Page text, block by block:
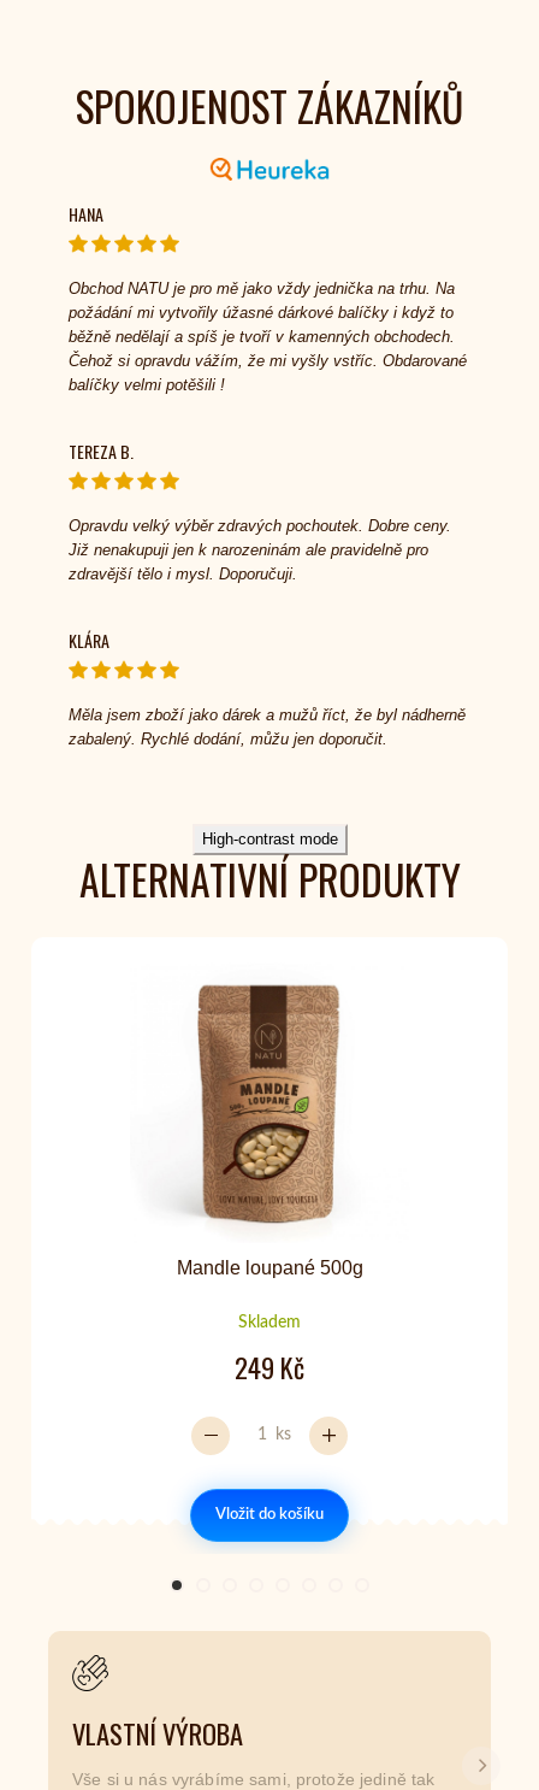
SPOKOJENOST ZÁKAZNÍKŮ
HANA
Obchod NATU je pro mě jako vždy jednička na trhu. Na
požádání mi vytvořily úžasné dárkové balíčky i když to
běžně nedělají a spíš je tvoří v kamenných obchodech.
Čehož si opravdu vážím, že mi vyšly vstříc. Obdarované
balíčky velmi potěšili !
TEREZA B.
Opravdu velký výběr zdravých pochoutek. Dobre ceny.
Již nenakupuji jen k narozeninám ale pravidelně pro
zdravější tělo i mysl. Doporučuji.
KLÁRA
Měla jsem zboží jako dárek a mužů říct, že byl nádherně
zabalený. Rychlé dodání, můžu jen doporučit.
High-contrast mode
ALTERNATIVNÍ PRODUKTY
Mandle loupané 500g
Skladem
249 Kč
ks
Vložit do košíku
VLASTNÍ VÝROBA
Vše si u nás vyrábíme sami, protože jedině tak
Další